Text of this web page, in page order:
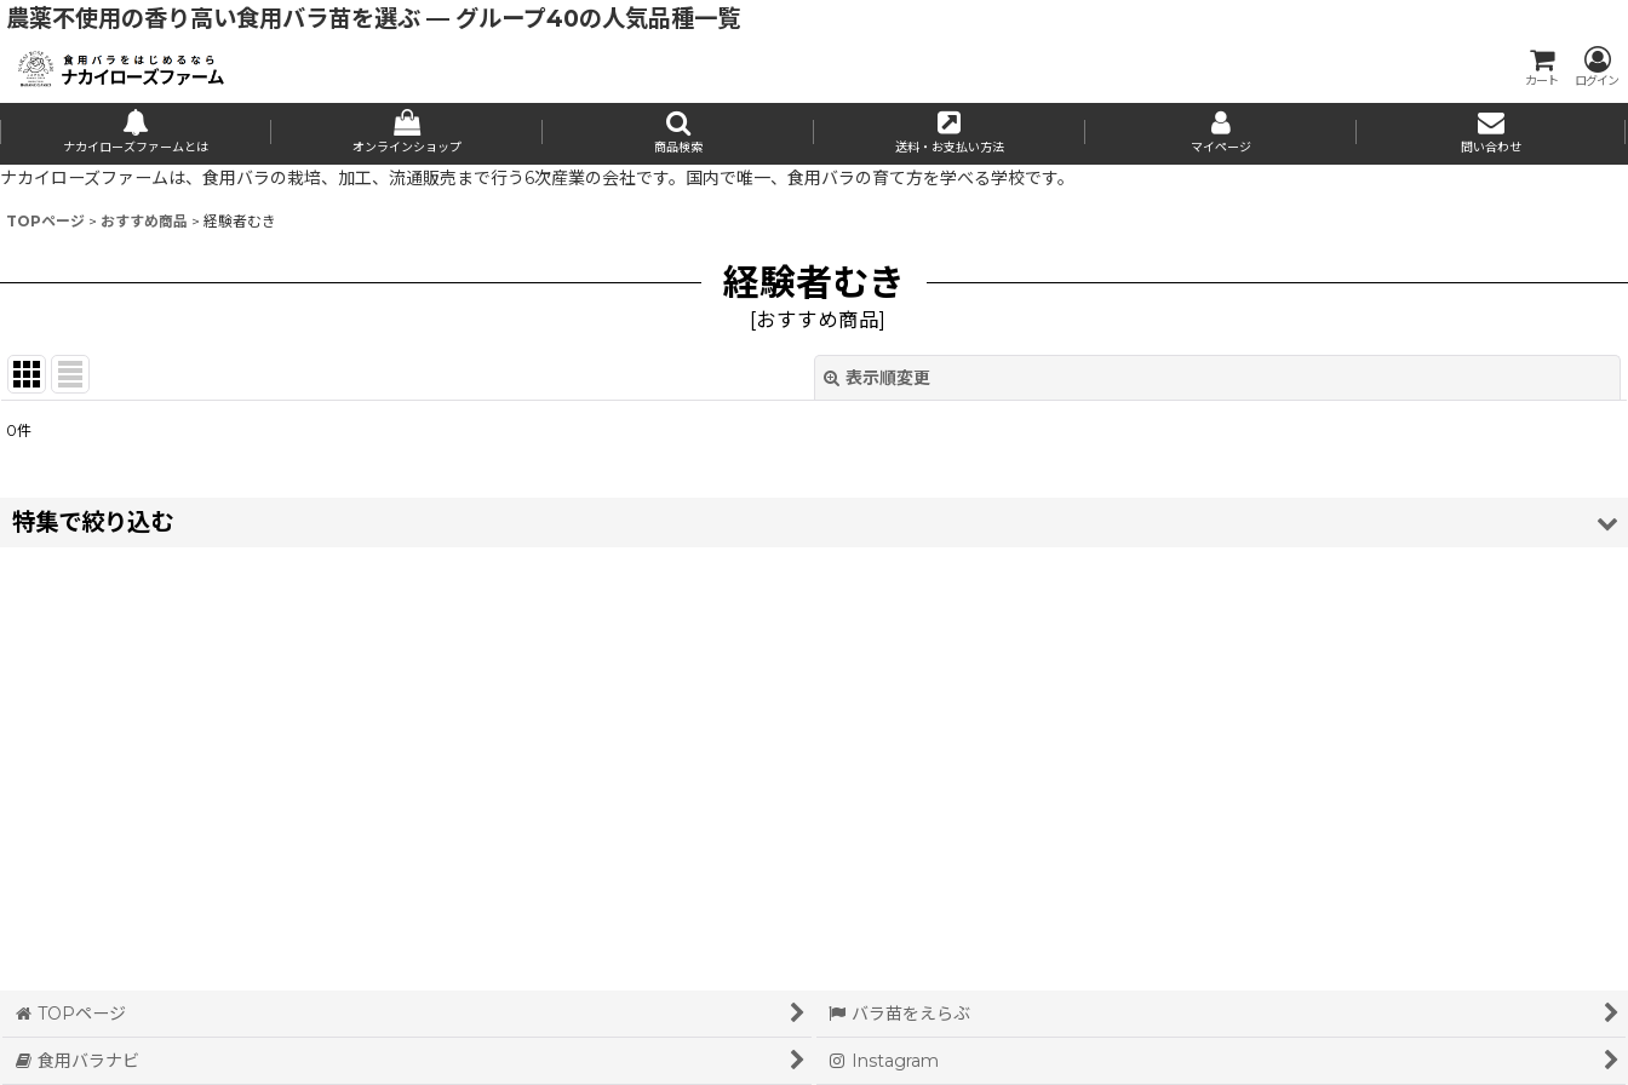
農薬不使用の香り高い食用バラ苗を選ぶ — グループ40の人気品種一覧
カート ログイン
ナカイローズファームとは オンラインショップ 商品検索 送料・お支払い方法 マイページ 問い合わせ
ナカイローズファームは、食用バラの栽培、加工、流通販売まで行う6次産業の会社です。国内で唯一、食用バラの育て方を学べる学校です。
TOPページ > おすすめ商品 > 経験者むき
経験者むき
[おすすめ商品]
表示順変更
並び順:
0件
特集で絞り込む
ピンクの花びら
白い花びら
TOPページ バラ苗をえらぶ
食用バラナビ Instagram